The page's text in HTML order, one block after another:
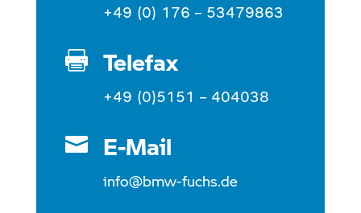
+49 (0) 176 – 53479863
 Telefax
+49 (0)5151 – 404038
 E-Mail
info@bmw-fuchs.de